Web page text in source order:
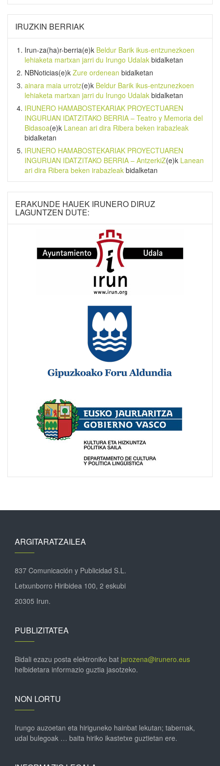
IRUZKIN BERRIAK
Irun-za(ha)r-berria(e)k Beldur Barik ikus-entzunezkoen
lehiaketa martxan jarri du Irungo Udalak bidalketan
NBNoticias(e)k Zure ordenean bidalketan
ainara maia urrotz(e)k Beldur Barik ikus-entzunezkoen
lehiaketa martxan jarri du Irungo Udalak bidalketan
IRUNERO HAMABOSTEKARIAK PROYECTUAREN
INGURUAN IDATZITAKO BERRIA – Teatro y Memoria del
Bidasoa(e)k Lanean ari dira Ribera beken irabazleak
bidalketan
IRUNERO HAMABOSTEKARIAK PROYECTUAREN
INGURUAN IDATZITAKO BERRIA – AntzerkiZ(e)k Lanean
ari dira Ribera beken irabazleak bidalketan
ERAKUNDE HAUEK IRUNERO DIRUZ
LAGUNTZEN DUTE:
ARGITARATZAILEA
837 Comunicación y Publicidad S.L.
Letxunborro Hiribidea 100, 2 eskubi
20305 Irun.
PUBLIZITATEA
Bidali ezazu posta elektroniko bat jarozena@irunero.eus
helbidetara informazio guztia jasotzeko.
NON LORTU
Irungo auzoetan eta hiriguneko hainbat lekutan; tabernak,
udal bulegoak … baita hiriko ikastetxe guztietan ere.